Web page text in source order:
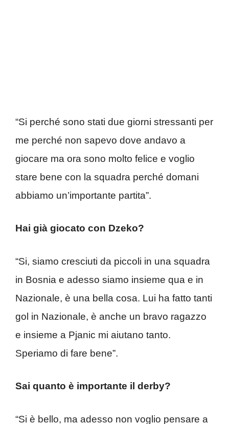
“Si perché sono stati due giorni stressanti per
me perché non sapevo dove andavo a
giocare ma ora sono molto felice e voglio
stare bene con la squadra perché domani
abbiamo un’importante partita”.
Hai già giocato con Dzeko?
“Si, siamo cresciuti da piccoli in una squadra
in Bosnia e adesso siamo insieme qua e in
Nazionale, è una bella cosa. Lui ha fatto tanti
gol in Nazionale, è anche un bravo ragazzo
e insieme a Pjanic mi aiutano tanto.
Speriamo di fare bene”.
Sai quanto è importante il derby?
“Si è bello, ma adesso non voglio pensare a